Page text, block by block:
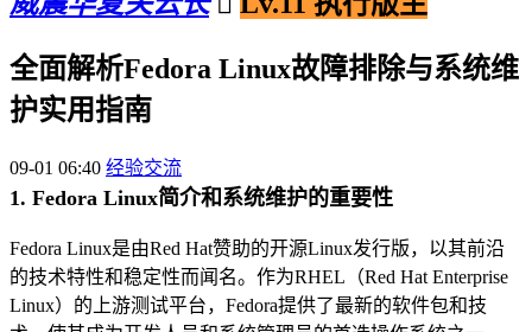
全面解析Fedora Linux故障排除与系统维
护实用指南
09-01 06:40 经验交流
1. Fedora Linux简介和系统维护的重要性
Fedora Linux是由Red Hat赞助的开源Linux发行版，以其前沿
的技术特性和稳定性而闻名。作为RHEL（Red Hat Enterprise
Linux）的上游测试平台，Fedora提供了最新的软件包和技